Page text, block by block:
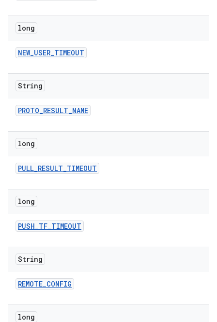
long
NEW_USER_TIMEOUT
String
PROTO_RESULT_NAME
long
PULL_RESULT_TIMEOUT
long
PUSH_TF_TIMEOUT
String
REMOTE_CONFIG
long